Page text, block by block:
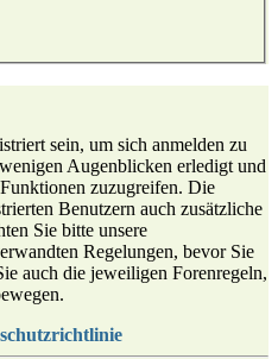
sein, um sich anmelden zu
Augenblicken erledigt und
zuzugreifen. Die
Benutzern auch zusätzliche
Sie bitte unsere
Regelungen, bevor Sie
auch die jeweiligen Forenregeln,